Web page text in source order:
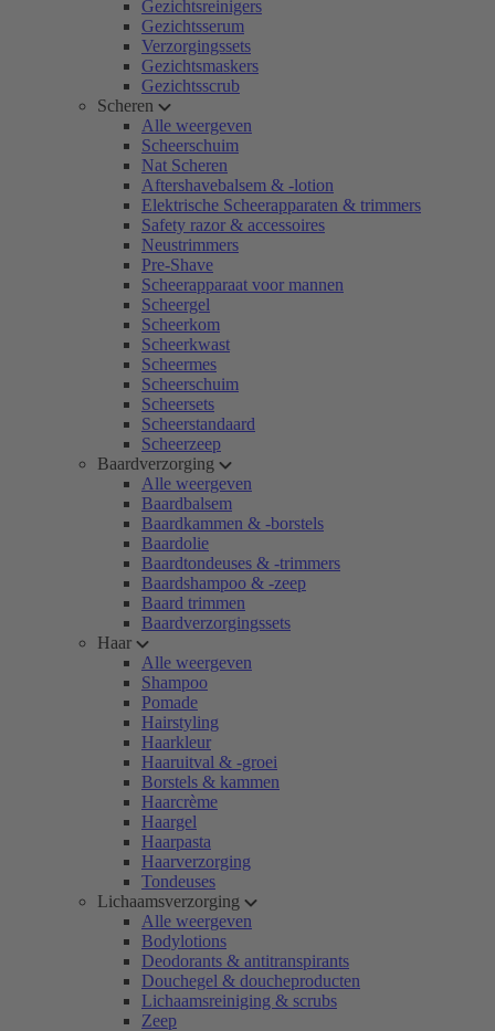
Gezichtsreinigers
Gezichtsserum
Verzorgingssets
Gezichtsmaskers
Gezichtsscrub
Scheren
Alle weergeven
Scheerschuim
Nat Scheren
Aftershavebalsem & -lotion
Elektrische Scheerapparaten & trimmers
Safety razor & accessoires
Neustrimmers
Pre-Shave
Scheerapparaat voor mannen
Scheergel
Scheerkom
Scheerkwast
Scheermes
Scheerschuim
Scheersets
Scheerstandaard
Scheerzeep
Baardverzorging
Alle weergeven
Baardbalsem
Baardkammen & -borstels
Baardolie
Baardtondeuses & -trimmers
Baardshampoo & -zeep
Baard trimmen
Baardverzorgingssets
Haar
Alle weergeven
Shampoo
Pomade
Hairstyling
Haarkleur
Haaruitval & -groei
Borstels & kammen
Haarcrème
Haargel
Haarpasta
Haarverzorging
Tondeuses
Lichaamsverzorging
Alle weergeven
Bodylotions
Deodorants & antitranspirants
Douchegel & doucheproducten
Lichaamsreiniging & scrubs
Zeep